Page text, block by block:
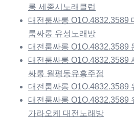
롱 세종시노래클럽
대전룸싸롱 O1O.4832.3589
룸싸롱 유성노래방
대전룸싸롱 O1O.4832.3589
대전룸싸롱 O1O.4832.3589
싸롱 월평동유흥주점
대전룸싸롱 O1O.4832.3589
대전룸싸롱 O1O.4832.3589
가라오케 대전노래방